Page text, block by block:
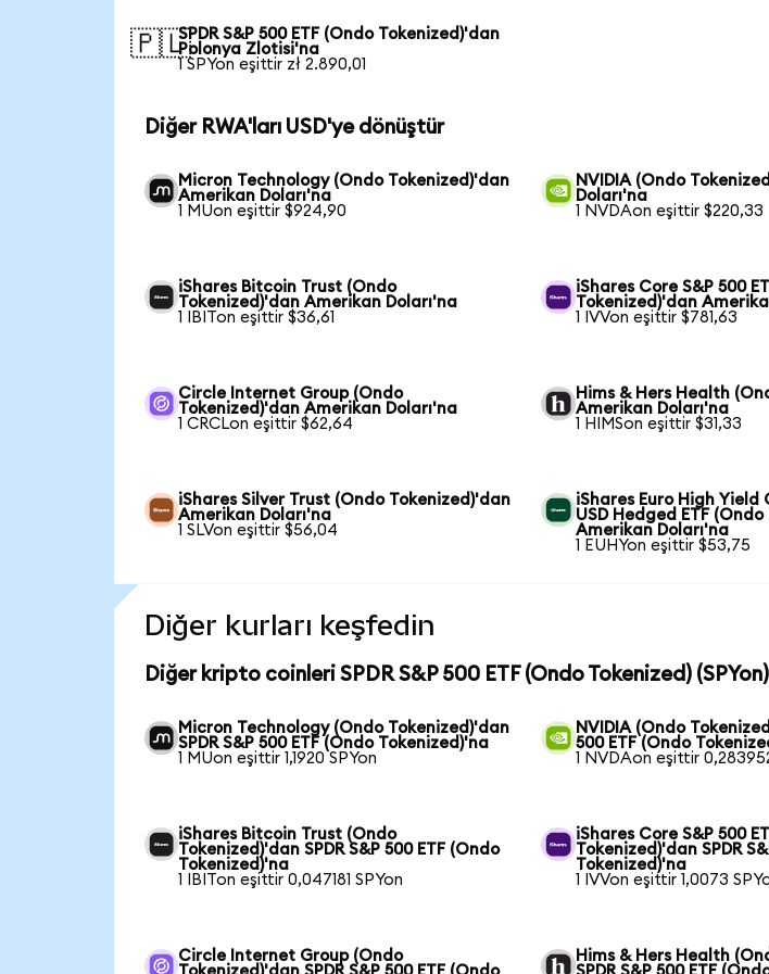
🇵🇱SPDR S&P 500 ETF (Ondo Tokenized)'dan
Polonya Zlotisi'na
1 SPYon eşittir zł 2.890,01
Diğer RWA'ları USD'ye dönüştür
Micron Technology (Ondo Tokenized)'dan
Amerikan Doları'na
1 MUon eşittir $924,90
NVIDIA (Ondo
Doları'na
1 NVDAon eşittir $220,33
iShares Bitcoin Trust (Ondo
Tokenized)'dan Amerikan Doları'na
1 IBITon eşittir $36,61
iShares Core S&P 500
Tokenized)'dan
1 IVVon eşittir $781,63
Circle Internet Group (Ondo
Tokenized)'dan Amerikan Doları'na
1 CRCLon eşittir $62,64
Hims & Hers Health
Amerikan Doları'na
1 HIMSon eşittir $31,33
iShares Silver Trust (Ondo Tokenized)'dan
Amerikan Doları'na
1 SLVon eşittir $56,04
iShares Euro High Yield
USD Hedged ETF
Amerikan Doları'na
1 EUHYon eşittir $53,75
Diğer kurları keşfedin
Diğer kripto coinleri SPDR S&P 500 ETF (Ondo Tokenized)
Micron Technology (Ondo Tokenized)'dan
SPDR S&P 500 ETF (Ondo Tokenized)'na
1 MUon eşittir 1,1920 SPYon
NVIDIA (Ondo
500 ETF (Ondo
1 NVDAon eşittir
iShares Bitcoin Trust (Ondo
Tokenized)'dan SPDR S&P 500 ETF (Ondo
Tokenized)'na
1 IBITon eşittir 0,047181 SPYon
iShares Core S&P 500
Tokenized)'dan SPDR
Tokenized)'na
1 IVVon eşittir 1,0073
Circle Internet Group (Ondo
Hims & Hers Health